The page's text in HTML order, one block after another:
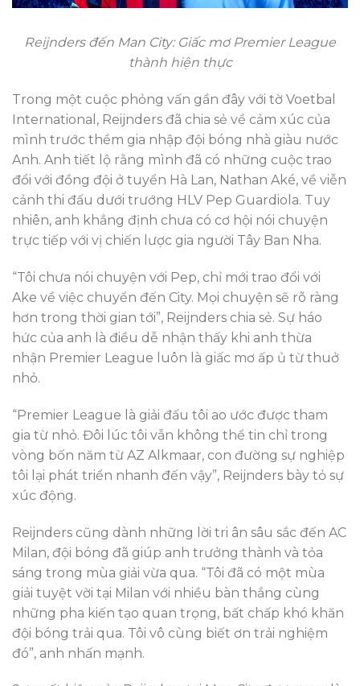
Reijnders đến Man City: Giấc mơ Premier League
thành hiện thực
Trong một cuộc phỏng vấn gần đây với tờ Voetbal
International, Reijnders đã chia sẻ về cảm xúc của
mình trước thềm gia nhập đội bóng nhà giàu nước
Anh. Anh tiết lộ rằng mình đã có những cuộc trao
đổi với đồng đội ở tuyển Hà Lan, Nathan Aké, về viễn
cảnh thi đấu dưới trướng HLV Pep Guardiola. Tuy
nhiên, anh khẳng định chưa có cơ hội nói chuyện
trực tiếp với vị chiến lược gia người Tây Ban Nha.
“Tôi chưa nói chuyện với Pep, chỉ mới trao đổi với
Ake về việc chuyển đến City. Mọi chuyện sẽ rõ ràng
hơn trong thời gian tới”, Reijnders chia sẻ. Sự háo
hức của anh là điều dễ nhận thấy khi anh thừa
nhận Premier League luôn là giấc mơ ấp ủ từ thuở
nhỏ.
“Premier League là giải đấu tôi ao ước được tham
gia từ nhỏ. Đôi lúc tôi vẫn không thể tin chỉ trong
vòng bốn năm từ AZ Alkmaar, con đường sự nghiệp
tôi lại phát triển nhanh đến vậy”, Reijnders bày tỏ sự
xúc động.
Reijnders cũng dành những lời tri ân sâu sắc đến AC
Milan, đội bóng đã giúp anh trưởng thành và tỏa
sáng trong mùa giải vừa qua. “Tôi đã có một mùa
giải tuyệt vời tại Milan với nhiều bàn thắng cùng
những pha kiến tạo quan trọng, bất chấp khó khăn
đội bóng trải qua. Tôi vô cùng biết ơn trải nghiệm
đó”, anh nhấn mạnh.